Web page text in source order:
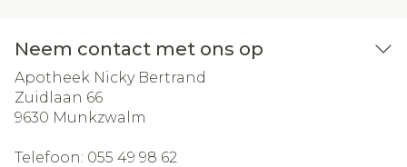
Neem contact met ons op
Apotheek Nicky Bertrand
Zuidlaan 66
9630 Munkzwalm
Telefoon: 055 49 98 62